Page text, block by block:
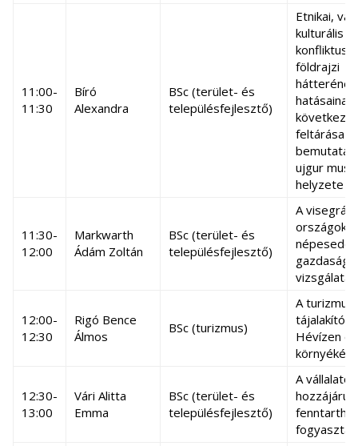
11:00-
11:30
Bíró
Alexandra
BSc (terület- és
településfejlesztő)
Etnikai,
kulturális
földrajzi
hatásainak
feltárása
ujgur
helyzete
11:30-
12:00
Markwarth
Ádám Zoltán
BSc (terület- és
településfejlesztő)
A visegrádi
országok
gazdasági
vizsgálatai
12:00-
12:30
Rigó Bence
Álmos
BSc (turizmus)
A turizmus
tájalakító
Hévízen és
környékén
12:30-
13:00
Vári Alitta
Emma
BSc (terület- és
településfejlesztő)
A vállalatok